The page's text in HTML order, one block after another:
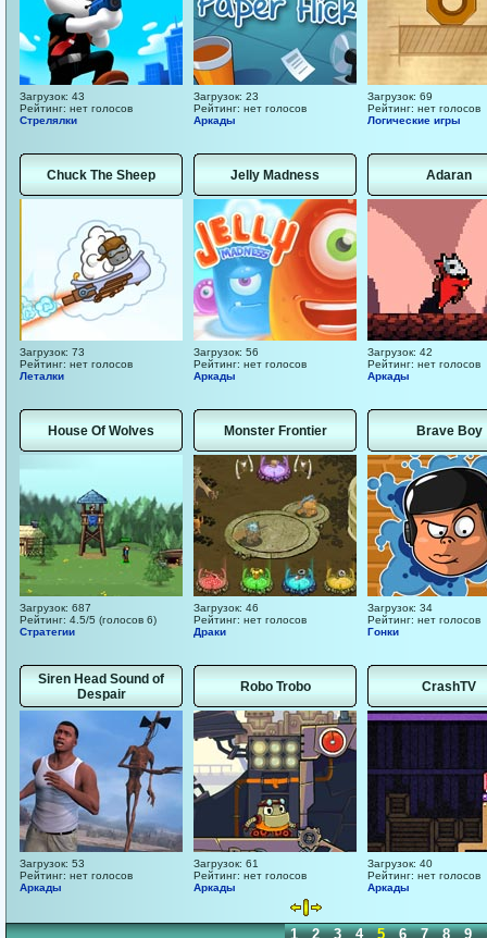
Загрузок: 43
Рейтинг: нет голосов
Стрелялки
Загрузок: 23
Рейтинг: нет голосов
Аркады
Загрузок: 69
Рейтинг: нет голосов
Логические игры
Chuck The Sheep
Загрузок: 73
Рейтинг: нет голосов
Леталки
Jelly Madness
Загрузок: 56
Рейтинг: нет голосов
Аркады
Adaran
Загрузок: 42
Рейтинг: нет голосов
Аркады
House Of Wolves
Загрузок: 687
Рейтинг: 4.5/5 (голосов 6)
Стратегии
Monster Frontier
Загрузок: 46
Рейтинг: нет голосов
Драки
Brave Boy
Загрузок: 34
Рейтинг: нет голосов
Гонки
Siren Head Sound of
Despair
Загрузок: 53
Рейтинг: нет голосов
Аркады
Robo Trobo
Загрузок: 61
Рейтинг: нет голосов
Аркады
CrashTV
Загрузок: 40
Рейтинг: нет голосов
Аркады
1 2 3 4 5 6 7 8 9